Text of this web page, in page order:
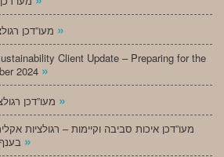
»
Client Update – Preparing for the
2024 »
»
מעו”דכן איכות סביבה וקיימות – רגולציות
»